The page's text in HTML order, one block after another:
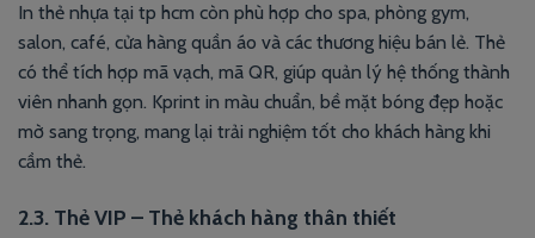
In thẻ nhựa tại tp hcm còn phù hợp cho spa, phòng gym,
salon, café, cửa hàng quần áo và các thương hiệu bán lẻ. Thẻ
có thể tích hợp mã vạch, mã QR, giúp quản lý hệ thống thành
viên nhanh gọn. Kprint in màu chuẩn, bề mặt bóng đẹp hoặc
mờ sang trọng, mang lại trải nghiệm tốt cho khách hàng khi
cầm thẻ.
2.3. Thẻ VIP – Thẻ khách hàng thân thiết